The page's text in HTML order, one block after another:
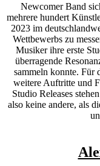
Newcomer Band
mehrere hundert
2023 im
Wettbewerbs zu
Musiker ihre erste
überragende
sammeln konnte. Für
weitere Auftritte und
Studio Releases
also keine andere, als